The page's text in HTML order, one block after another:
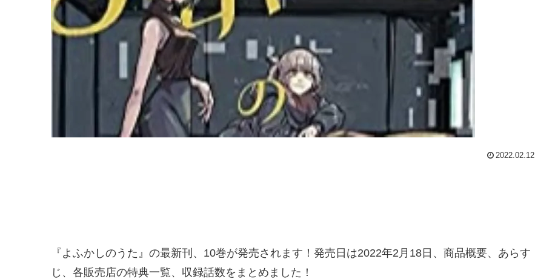
2022.02.12
『よふかしのうた』の最新刊、10巻が発売されます！発売日は2022年2月18日、商品概要、あらす
じ、各販売店の特典一覧、収録話数をまとめました！